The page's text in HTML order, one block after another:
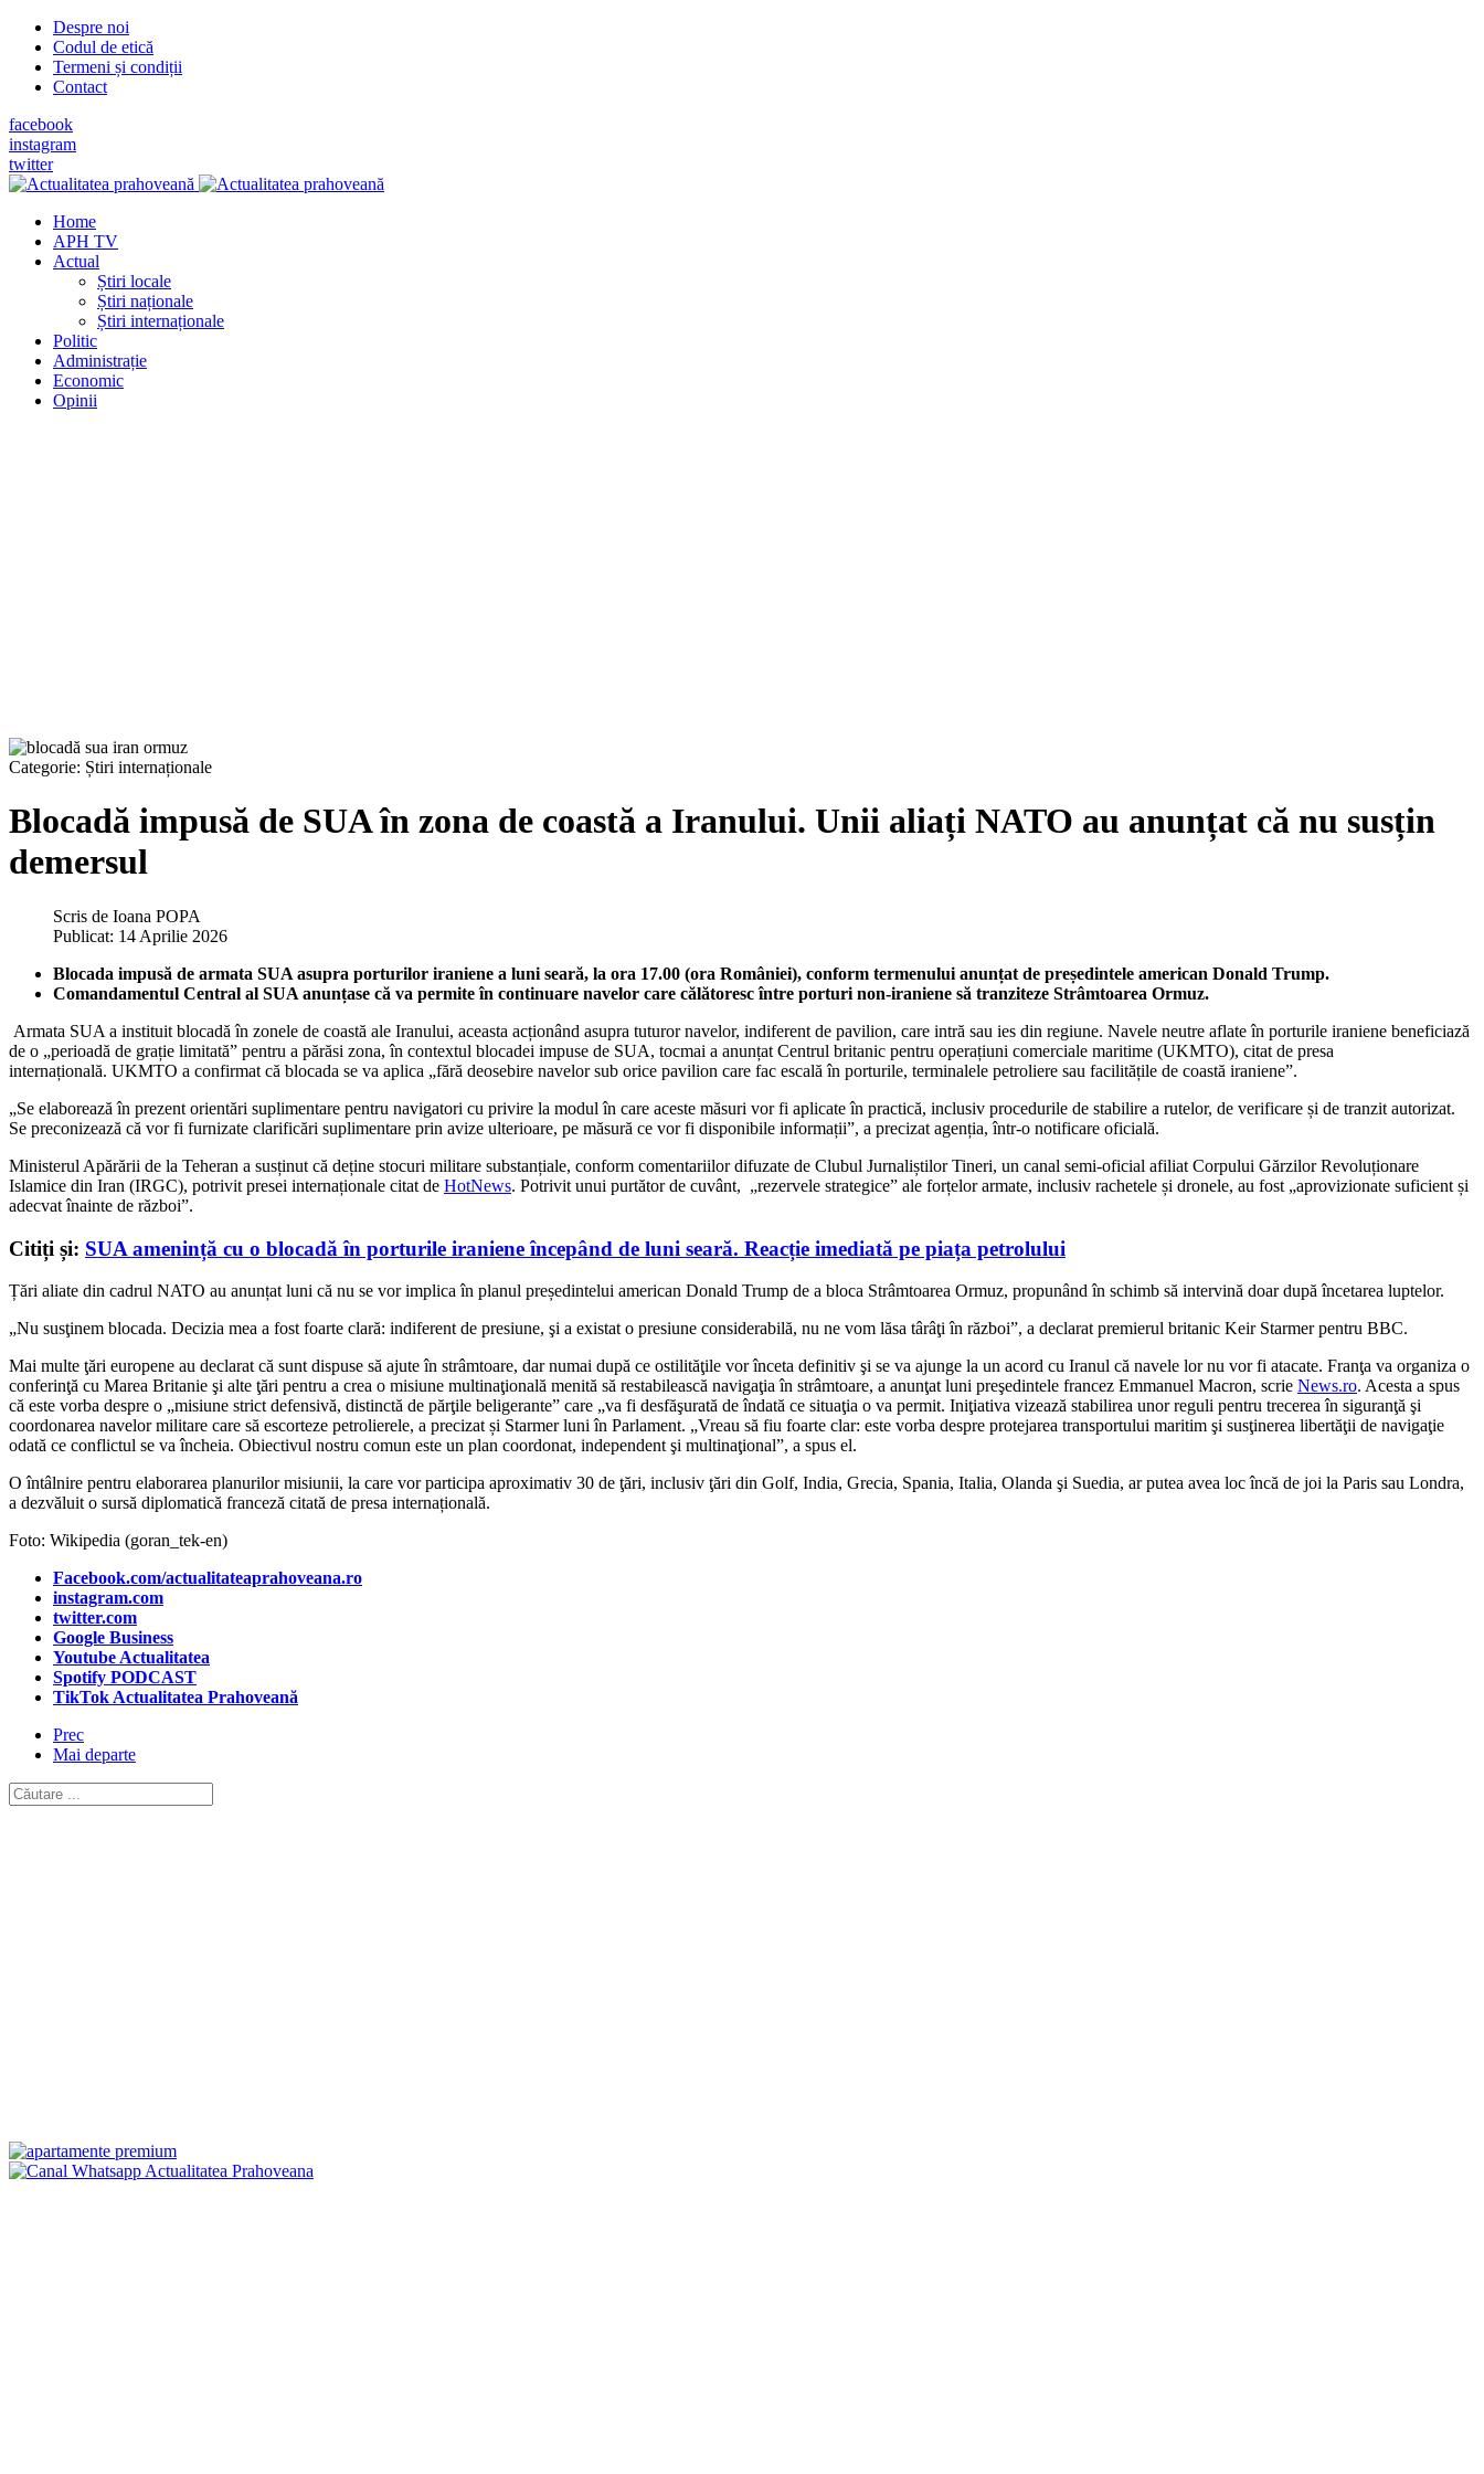
Despre noi
Codul de etică
Termeni și condiții
Contact
facebook
instagram
twitter
Home
APH TV
Actual
Știri locale
Știri naționale
Știri internaționale
Politic
Administrație
Economic
Opinii
Categorie: Știri internaționale
Blocadă impusă de SUA în zona de coastă a Iranului. Unii aliați NATO au anunțat că nu susțin
demersul
Scris de Ioana POPA
Publicat: 14 Aprilie 2026
Blocada impusă de armata SUA asupra porturilor iraniene a luni seară, la ora 17.00 (ora României), conform termenului anunțat de președintele american Donald Trump.
Comandamentul Central al SUA anunțase că va permite în continuare navelor care călătoresc între porturi non-iraniene să tranziteze Strâmtoarea Ormuz.
Armata SUA a instituit blocadă în zonele de coastă ale Iranului, aceasta acționând asupra tuturor navelor, indiferent de pavilion, care intră sau ies din regiune. Navele neutre aflate în porturile iraniene beneficiază
de o „perioadă de grație limitată” pentru a părăsi zona, în contextul blocadei impuse de SUA, tocmai a anunțat Centrul britanic pentru operațiuni comerciale maritime (UKMTO), citat de presa
internațională. UKMTO a confirmat că blocada se va aplica „fără deosebire navelor sub orice pavilion care fac escală în porturile, terminalele petroliere sau facilitățile de coastă iraniene”.
„Se elaborează în prezent orientări suplimentare pentru navigatori cu privire la modul în care aceste măsuri vor fi aplicate în practică, inclusiv procedurile de stabilire a rutelor, de verificare și de tranzit autorizat.
Se preconizează că vor fi furnizate clarificări suplimentare prin avize ulterioare, pe măsură ce vor fi disponibile informații”, a precizat agenția, într-o notificare oficială.
Ministerul Apărării de la Teheran a susținut că deține stocuri militare substanțiale, conform comentariilor difuzate de Clubul Jurnaliștilor Tineri, un canal semi-oficial afiliat Corpului Gărzilor Revoluționare
Islamice din Iran (IRGC), potrivit presei internaționale citat de HotNews. Potrivit unui purtător de cuvânt, „rezervele strategice” ale forțelor armate, inclusiv rachetele și dronele, au fost „aprovizionate suficient și
adecvat înainte de război”.
Citiți și: SUA amenință cu o blocadă în porturile iraniene începând de luni seară. Reacție imediată pe piața petrolului
Țări aliate din cadrul NATO au anunțat luni că nu se vor implica în planul președintelui american Donald Trump de a bloca Strâmtoarea Ormuz, propunând în schimb să intervină doar după încetarea luptelor.
„Nu susţinem blocada. Decizia mea a fost foarte clară: indiferent de presiune, şi a existat o presiune considerabilă, nu ne vom lăsa târâţi în război”, a declarat premierul britanic Keir Starmer pentru BBC.
Mai multe ţări europene au declarat că sunt dispuse să ajute în strâmtoare, dar numai după ce ostilităţile vor înceta definitiv şi se va ajunge la un acord cu Iranul că navele lor nu vor fi atacate. Franţa va organiza o
conferinţă cu Marea Britanie şi alte ţări pentru a crea o misiune multinaţională menită să restabilească navigaţia în strâmtoare, a anunţat luni preşedintele francez Emmanuel Macron, scrie News.ro. Acesta a spus
că este vorba despre o „misiune strict defensivă, distinctă de părţile beligerante” care „va fi desfăşurată de îndată ce situaţia o va permit. Iniţiativa vizează stabilirea unor reguli pentru trecerea în siguranţă şi
coordonarea navelor militare care să escorteze petrolierele, a precizat și Starmer luni în Parlament. „Vreau să fiu foarte clar: este vorba despre protejarea transportului maritim şi susţinerea libertăţii de navigaţie
odată ce conflictul se va încheia. Obiectivul nostru comun este un plan coordonat, independent şi multinaţional”, a spus el.
O întâlnire pentru elaborarea planurilor misiunii, la care vor participa aproximativ 30 de ţări, inclusiv ţări din Golf, India, Grecia, Spania, Italia, Olanda şi Suedia, ar putea avea loc încă de joi la Paris sau Londra,
a dezvăluit o sursă diplomatică franceză citată de presa internațională.
Foto: Wikipedia (goran_tek-en)
Facebook.com/actualitateaprahoveana.ro
instagram.com
twitter.com
Google Business
Youtube Actualitatea
Spotify PODCAST
TikTok Actualitatea Prahoveană
Prec
Mai departe